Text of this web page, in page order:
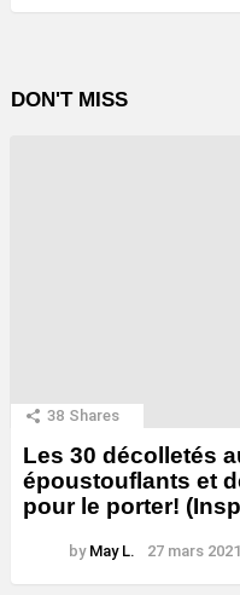
DON'T MISS
38 Shares
Les 30 décolletés
époustouflants et
pour le porter!
by May L. 27 mars